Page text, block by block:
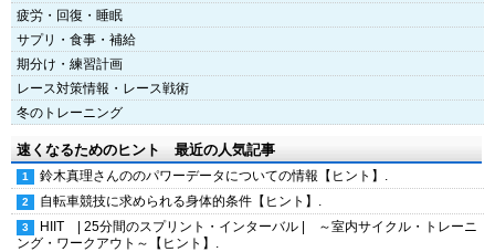
疲労・回復・睡眠
サプリ・食事・補給
期分け・練習計画
レース対策情報・レース戦術
冬のトレーニング
速くなるためのヒント 最近の人気記事
鈴木真理さんののパワーデータについての情報【ヒント】.
自転車競技に求められる身体的条件【ヒント】.
HIIT | 25分間のスプリント・インターバル | ～室内サイクル・トレーニ
ング・ワークアウト～【ヒント】.